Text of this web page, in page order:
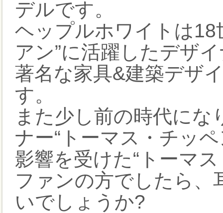
デルです。
ヘップルホワイトは18
アン”に活躍したデザ
著名な家具&建築デザ
す。
また少し前の時代にな
ナー“トーマス・チッ
影響を受けた“トーマ
ファンの方でしたら、
いでしょうか?